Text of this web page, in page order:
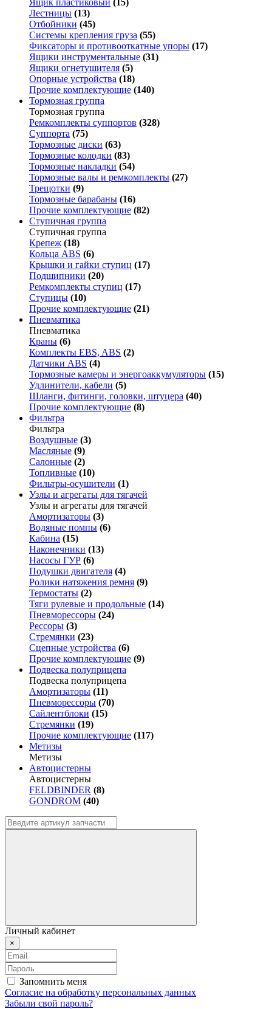
Ящик пластиковый (15)
Лестницы (13)
Отбойники (45)
Системы крепления груза (55)
Фиксаторы и противооткатные упоры (17)
Ящики инструментальные (31)
Ящики огнетушителя (5)
Опорные устройства (18)
Прочие комплектующие (140)
Тормозная группа
Тормозная группа
Ремкомплекты суппортов (328)
Суппорта (75)
Тормозные диски (63)
Тормозные колодки (83)
Тормозные накладки (54)
Тормозные валы и ремкомплекты (27)
Трещотки (9)
Тормозные барабаны (16)
Прочие комплектующие (82)
Ступичная группа
Ступичная группа
Крепеж (18)
Кольца ABS (6)
Крышки и гайки ступиц (17)
Подшипники (20)
Ремкомплекты ступиц (17)
Ступицы (10)
Прочие комплектующие (21)
Пневматика
Пневматика
Краны (6)
Комплекты EBS, ABS (2)
Датчики ABS (4)
Тормозные камеры и энергоаккумуляторы (15)
Удлинители, кабели (5)
Шланги, фитинги, головки, штуцера (40)
Прочие комплектующие (8)
Фильтра
Фильтра
Воздушные (3)
Масляные (9)
Салонные (2)
Топливные (10)
Фильтры-осушители (1)
Узлы и агрегаты для тягачей
Узлы и агрегаты для тягачей
Амортизаторы (3)
Водяные помпы (6)
Кабина (15)
Наконечники (13)
Насосы ГУР (6)
Подушки двигателя (4)
Ролики натяжения ремня (9)
Термостаты (2)
Тяги рулевые и продольные (14)
Пневморессоры (24)
Рессоры (3)
Стремянки (23)
Сцепные устройства (6)
Прочие комплектующие (9)
Подвеска полуприцепа
Подвеска полуприцепа
Амортизаторы (11)
Пневморессоры (70)
Сайлентблоки (15)
Стремянки (19)
Прочие комплектующие (117)
Метизы
Метизы
Автоцистерны
Автоцистерны
FELDBINDER (8)
GONDROM (40)
Личный кабинет
×
Запомнить меня
Согласие на обработку персональных данных
Забыли свой пароль?